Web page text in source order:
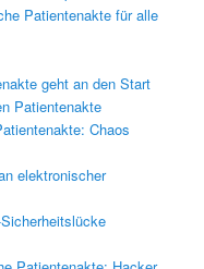
Patientenakte für alle
geht an den Start
Patientenakte
Chaos
elektronischer